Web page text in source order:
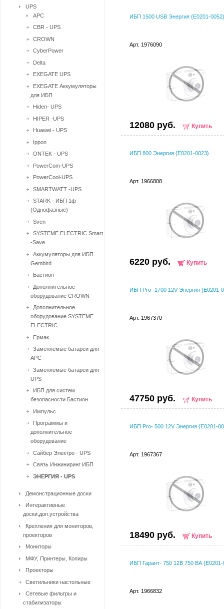
ИБП 1500 USB Энергия {Е0201-0052}
Арт. 1976090
12080 руб. Купить
ИБП 800 Энергия {Е0201-0023}
Арт. 1966808
6220 руб. Купить
ИБП Pro- 1700 12V Энергия {Е0201-
Арт. 1967370
47750 руб. Купить
ИБП Pro- 500 12V Энергия {Е0201-
Арт. 1967367
18490 руб. Купить
ИБП Гарант- 750 12В 750 ВА {Е0201-
Арт. 1966832
UPS
APC
CBR - UPS
CROWN
CyberPower
Delta
EXEGATE UPS
EXEGATE Аккумуляторы
для ИБП
Hiden- UPS
HIPER -UPS
Huawei - UPS
Ippon
ONTEK - UPS
PowerCom-UPS
PowerCool-UPS
SMARTWATT -UPS
STARK - ИБП 1ф
(Однофазные)
Sven
SYSTEME ELECTRIC Smart
-Save
Аккумуляторы для ИБП
Gembird
Бастион
Дополнительное
оборудование CROWN
Дополнительное
оборудование SYSTEME
ELECTRIC
Ермак
Заменяемые батареи для
APC
Заменяемые батареи для
UPS
ИБП для систем
безопасности Бастион
Импульс
Программы и
дополнительное
оборудование
Сайбер Электро - UPS
Связь Инжиниринг ИБП
ЭНЕРГИЯ - UPS
Демонстрационные доски
Интерактивные
доски,доп.устройства
Крепления для мониторов,
проекторов
Мониторы
МФУ, Принтеры, Копиры
Проекторы
Светильники настольные
Сетевые фильтры и
стабилизаторы